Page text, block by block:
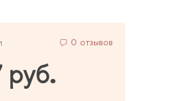
0 отзывов
руб.